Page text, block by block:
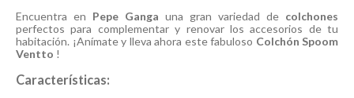
Encuentra en Pepe Ganga una gran variedad de colchones
perfectos para complementar y renovar los accesorios de tu
habitación. ¡Anímate y lleva ahora este fabuloso Colchón Spoom
Ventto !
Características: